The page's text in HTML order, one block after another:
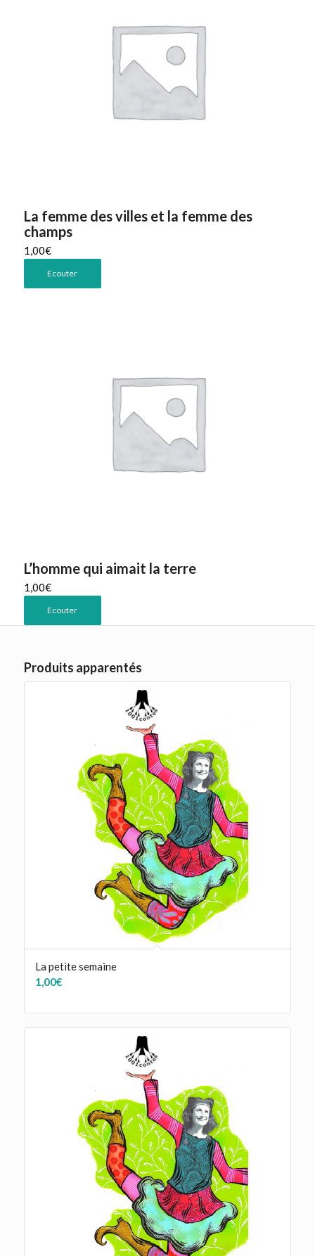
La femme des villes et la femme des
champs
1,00€
Ecouter
L’homme qui aimait la terre
1,00€
Ecouter
Produits apparentés
La petite semaine
1,00€